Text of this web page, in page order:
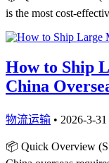
is the most cost-
How to Ship
China
物流运输 • 2026-3-
📦 Quick Overview